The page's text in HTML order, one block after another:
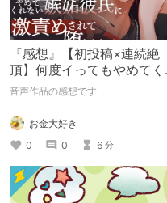
『感想』【初投稿×連続絶
頂】何度イってもやめてく
れない嫉妬彼氏に激責めさ
音声作品の感想です
お金大好き
0
0 6 分